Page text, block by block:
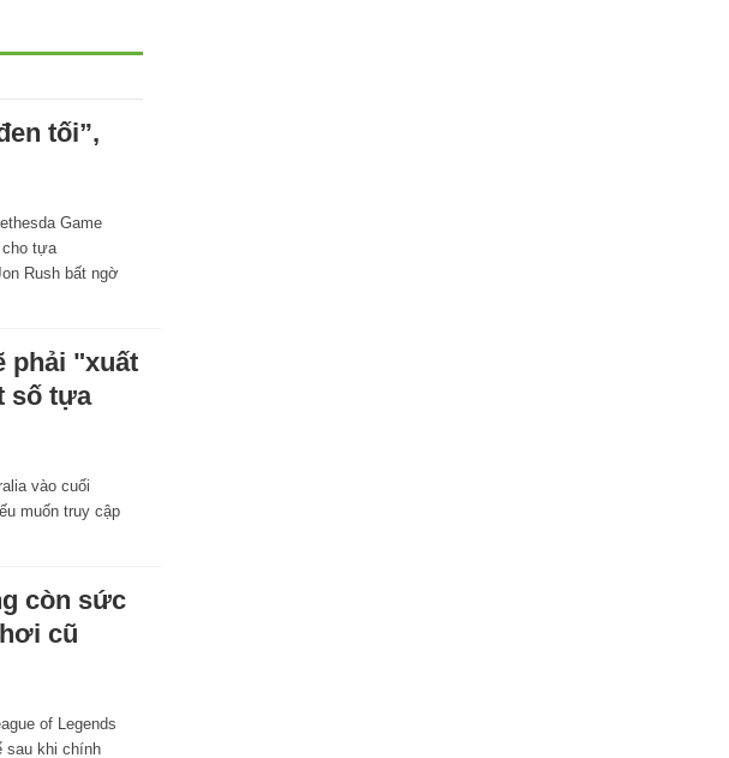
tối”,
Game
tựa
Rush bất ngờ
phải "xuất
số tựa
vào cuối
muốn truy cập
còn sức
cũ
of Legends
sau khi chính